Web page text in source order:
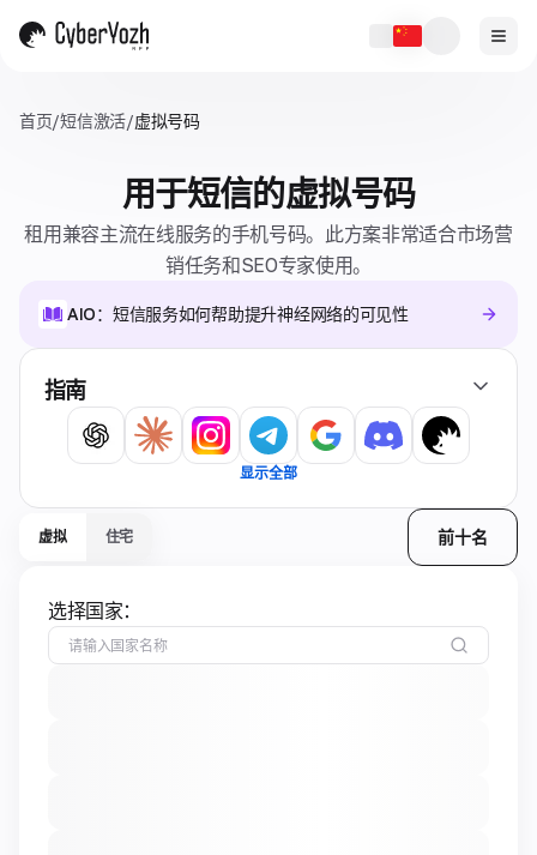
首页/短信激活/虚拟号码
用于短信的虚拟号码
租用兼容主流在线服务的手机号码。此方案非常适合市场营
销任务和SEO专家使用。
AIO：短信服务如何帮助提升神经网络的可见性
指南
显示全部
虚拟 住宅 前十名
选择国家：